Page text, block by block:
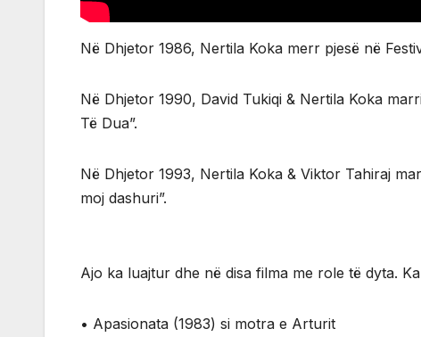
Në Dhjetor 1986, Nertila Koka merr pjesë në
Në Dhjetor 1990, David Tukiqi & Nertila Koka
Të Dua”.
Në Dhjetor 1993, Nertila Koka & Viktor Tahiraj
moj dashuri”.
Ajo ka luajtur dhe në disa filma me role të dyta.
• Apasionata (1983) si motra e Arturit